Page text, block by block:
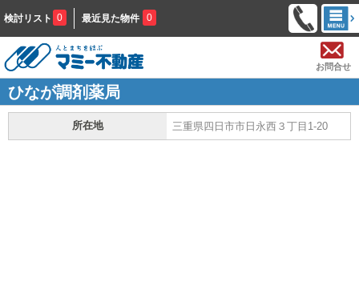
検討リスト 0 最近見た物件 0
お問合せ
ひなが調剤薬局
所在地 三重県四日市市日永西３丁目1-20